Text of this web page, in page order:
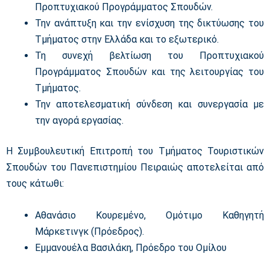
Προπτυχιακού Προγράμματος Σπουδών.
Την ανάπτυξη και την ενίσχυση της δικτύωσης του
Τμήματος στην Ελλάδα και το εξωτερικό.
Τη συνεχή βελτίωση του Προπτυχιακού
Προγράμματος Σπουδών και της λειτουργίας του
Τμήματος.
Την αποτελεσματική σύνδεση και συνεργασία με
την αγορά εργασίας.
Η Συμβουλευτική Επιτροπή του Τμήματος Τουριστικών
Σπουδών του Πανεπιστημίου Πειραιώς αποτελείται από
τους κάτωθι:
Αθανάσιο Κουρεμένο, Ομότιμο Καθηγητή
Μάρκετινγκ (Πρόεδρος).
Εμμανουέλα Βασιλάκη, Πρόεδρο του Ομίλου